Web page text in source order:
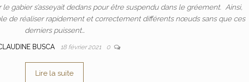
gabier s’asseyait dedans pour être suspendu dans le gréement. Ainsi,
de réaliser rapidement et correctement différents nœuds sans que ces
derniers puissent…
BUSCA 18 février 2021 0
Lire la suite